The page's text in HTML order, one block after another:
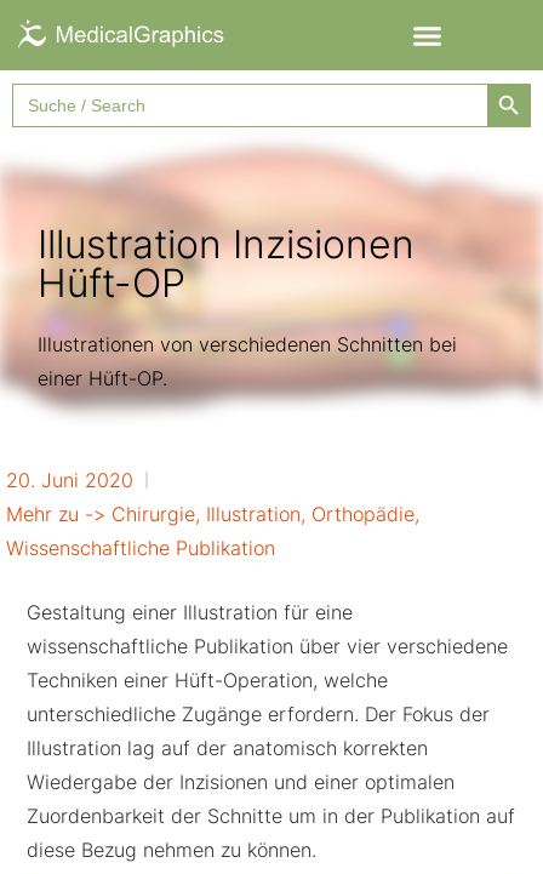
Search
for:
Illustration Inzisionen
Hüft-OP
Illustrationen von verschiedenen Schnitten bei
einer Hüft-OP.
20. Juni 2020
Mehr zu -> Chirurgie, Illustration, Orthopädie,
Wissenschaftliche Publikation
Gestaltung einer Illustration für eine
wissenschaftliche Publikation über vier verschiedene
Techniken einer Hüft-Operation, welche
unterschiedliche Zugänge erfordern. Der Fokus der
Illustration lag auf der anatomisch korrekten
Wiedergabe der Inzisionen und einer optimalen
Zuordenbarkeit der Schnitte um in der Publikation auf
diese Bezug nehmen zu können.